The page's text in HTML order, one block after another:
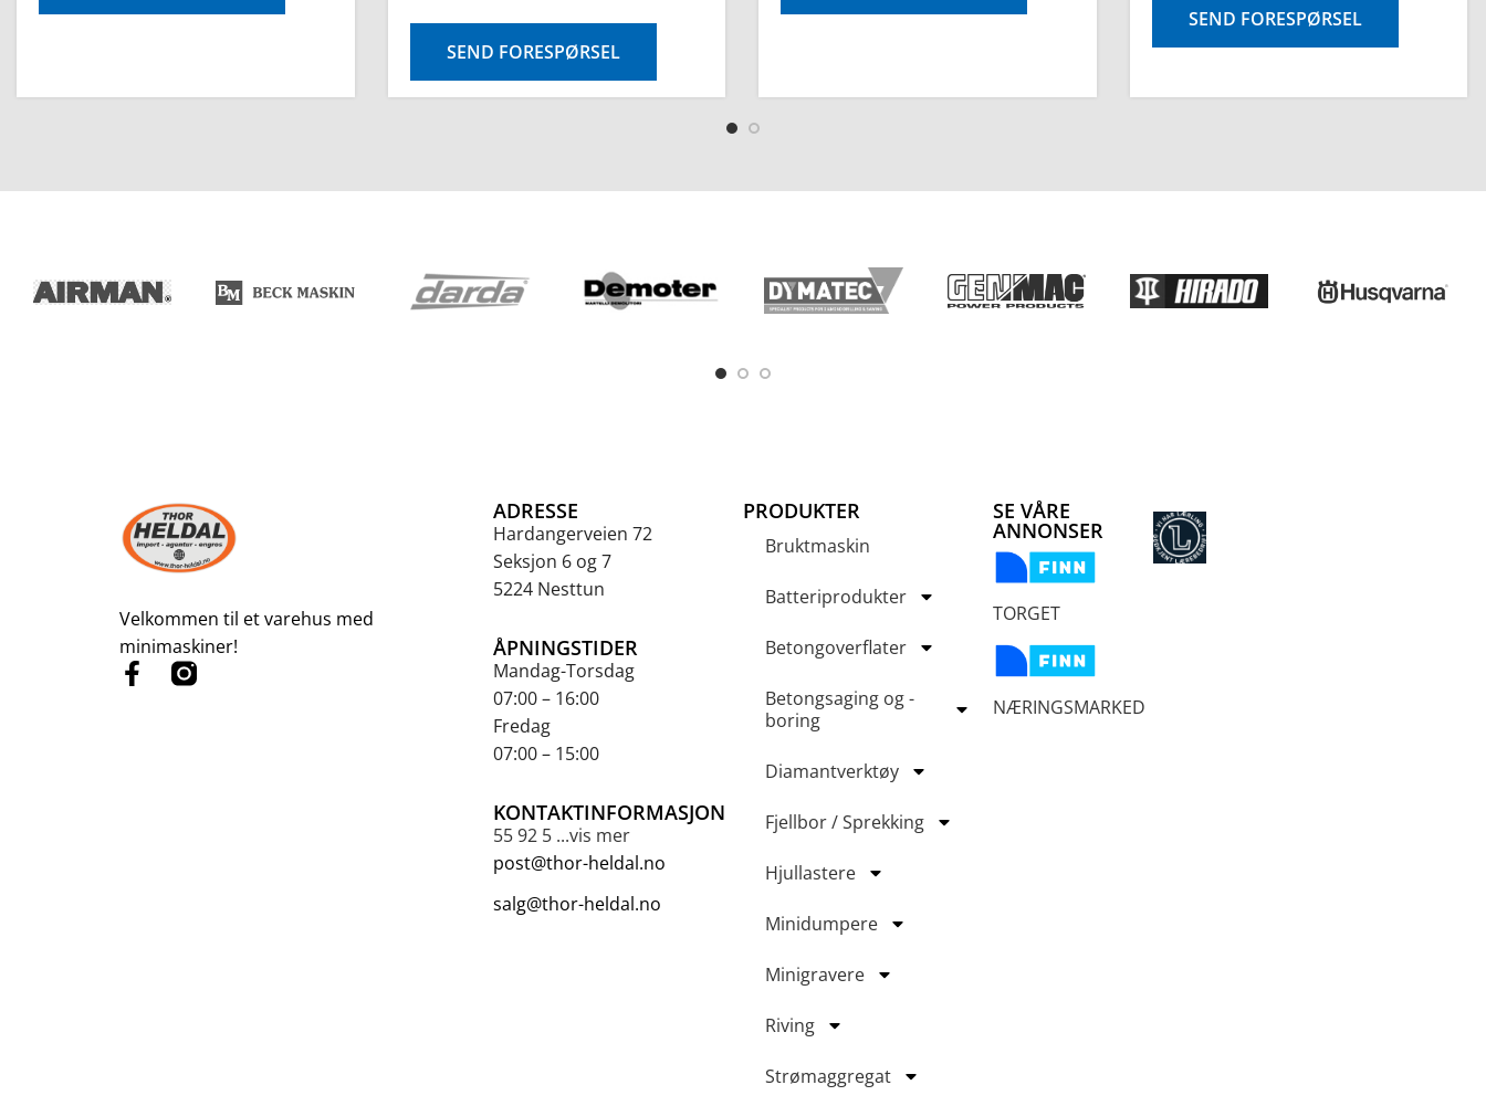
SEND FORESPØRSEL
SEND FORESPØRSEL
Velkommen til et varehus med
minimaskiner!
ADRESSE
Hardangerveien 72
Seksjon 6 og 7
5224 Nesttun
ÅPNINGSTIDER
Mandag-Torsdag
07:00 – 16:00
Fredag
07:00 – 15:00
KONTAKTINFORMASJON
55 92 5 ...vis mer
post@thor-heldal.no
salg@thor-heldal.no
PRODUKTER
Bruktmaskin
Batteriprodukter
Betongoverflater
Betongsaging og -
boring
Diamantverktøy
Fjellbor / Sprekking
Hjullastere
Minidumpere
Minigravere
Riving
Strømaggregat
SE VÅRE
ANNONSER
TORGET
NÆRINGSMARKED